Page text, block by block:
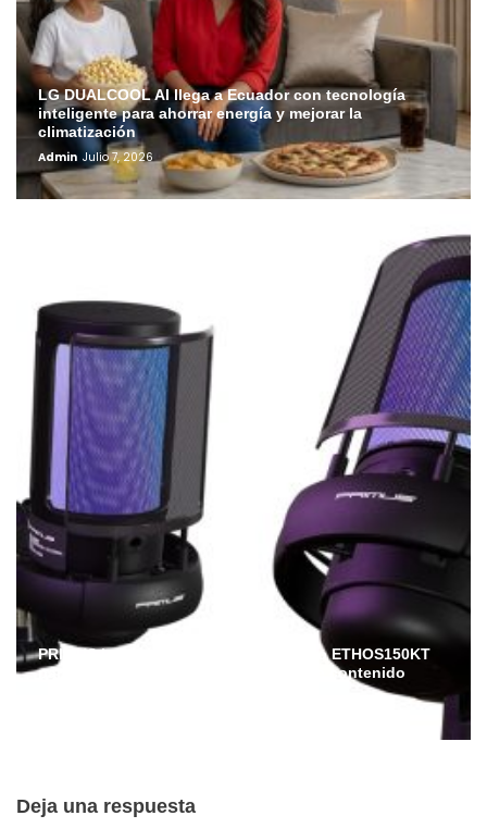
LG DUALCOOL AI llega a Ecuador con tecnología
inteligente para ahorrar energía y mejorar la
climatización
Admin Julio 7, 2026
PRIMUS lanza en Ecuador el micrófono ETHOS150KT
para streamers, gamers y creadores de contenido
Deja una respuesta